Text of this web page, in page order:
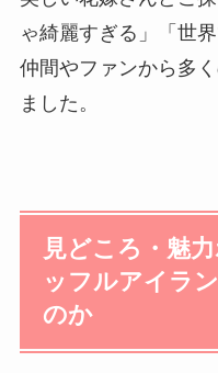
ゃ綺麗すぎる」「世
仲間やファンから多
ました。
見どころ・魅
ッフルアイラ
のか